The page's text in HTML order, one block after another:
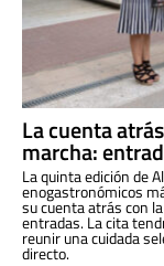
La cuenta
marcha:
La quinta edición de
enogastronómicos
su cuenta atrás con
entradas. La cita
reunir una cuidada
directo.